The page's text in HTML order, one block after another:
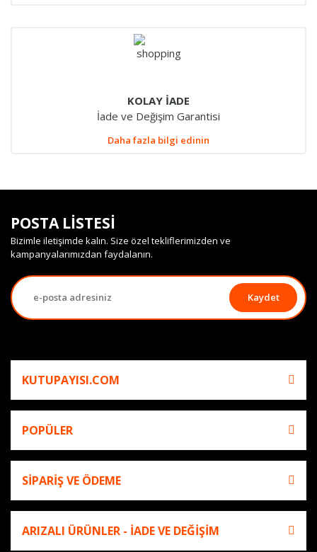
KOLAY İADE
İade ve Değişim Garantisi
Daha fazla bilgi edinin
POSTA LİSTESİ
Bizimle iletişimde kalın. Size özel tekliflerimizden ve
kampanyalarımızdan faydalanın.
Kaydet
KUTUPAYISI.COM
POPÜLER
SİPARİŞ VE ÖDEME
ARIZALI ÜRÜNLER - İADE VE DEĞİŞİM